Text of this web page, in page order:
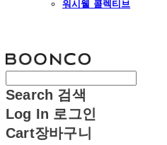
워시웰 콜렉티브
Search 검색
Log In 로그인
Cart장바구니